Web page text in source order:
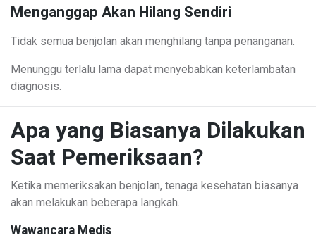
Menganggap Akan Hilang Sendiri
Tidak semua benjolan akan menghilang tanpa penanganan.
Menunggu terlalu lama dapat menyebabkan keterlambatan
diagnosis.
Apa yang Biasanya Dilakukan
Saat Pemeriksaan?
Ketika memeriksakan benjolan, tenaga kesehatan biasanya
akan melakukan beberapa langkah.
Wawancara Medis